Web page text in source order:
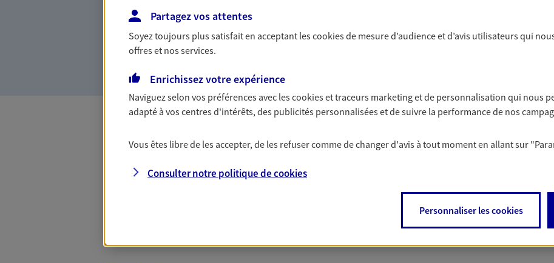
votre vie, c'est ainsi que nous concevons notre métier : dans
la confiance et la proximité. C'est en apprenant à vous
connaître que nous proposons de meilleures solutions.
votre activité, vos
Toutes nos offres Assurance &
PRO & ENTREPRISES
Partagez vos attentes
Soyez toujours plus satisfait en acceptant lescookiesde mesure d’audience et d’avis utilisateurs qui
offres et nos services.
Enrichissez votre expérience
Naviguez selon vos préférences avec lescookies et traceurs marketing et de personnalisation qui nous
adapté à vos centres d'intérêts, des publicités personnalisées et de suivre la performance de nos
Vous êtes libre de les accepter, de les refuser comme de changer d'avis à tout moment en allant sur
Consulter notre politique decookies
Personnaliser les cookies